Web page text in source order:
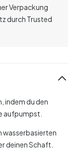
Verpackung
durch Trusted
indem du den
aufpumpst.
wasserbasierten
deinen Schaft.